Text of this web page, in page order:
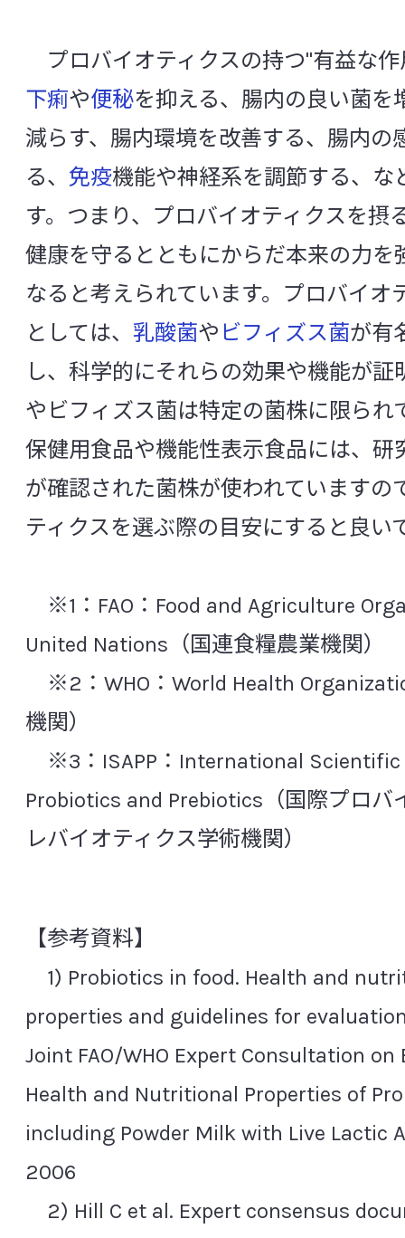
CSR活動
中央研究所の研究体制
組織構成と役割
信頼性保証室
基盤研究所
微生物研究所
食品研究所
医薬品研究所
安全性研究所
分析試験研究所
非営利法人ヤクルト本社ヨーロッパ
SSI（ Surgical Site Infection ：手術部位感
Toll様受容体
TOSムピロシン培地
アレルギー
アンチエイジング
ア
アントシアニン
胃 胃酸
萎縮
イソフラボン
遺伝子変異
胃不定
インスリン抵抗性
院内感染
イン
ウレアブレステスト(尿素呼気試験)
疫
エコール
塩酸イリノテカン
炎症
オープン試験・ランダム化試験
オキサ
[か行]
角層水分含量
過敏性腸症候群（IBS: Irritable bowel
花粉症
感染性合併症
機能性消化管障害
機能性ディスペプシア
強化培養
菌血症
グァバ葉ポリフェノール
下痢
研究レビュー（システマティックレビュー
Review(SR)）
交感神経
抗菌ペプチド
高血圧
抗酸化
抗生物質（抗菌薬）耐性菌
コホート研究
コルチゾール コレ
[さ行]
プロバイオティクスの持つ"有益な作
下痢や便秘を抑える、腸内の良い菌を
減らす、腸内環境を改善する、腸内の
る、 免疫機能や神経系を調節する、な
す。つまり、プロバイオティクスを摂
健康を守るとともにからだ本来の力を
なると考えられています。プロバイオ
としては、 乳酸菌や ビフィズス菌が有
し、科学的にそれらの効果や機能が証
やビフィズス菌は特定の菌株に限られ
保健用食品や機能性表示食品には、研
が確認された菌株が使われていますの
ティクスを選ぶ際の目安にすると良い
※1：FAO：Food and Agriculture
United Nations（国連食糧農業機関）
※2：WHO：World Health
機関）
※3：ISAPP：International Scientific
Probiotics and Prebiotics（国際プロバ
レバイオティクス学術機関）
【参考資料】
1) Probiotics in food. Health and
properties and guidelines for
Joint FAO/WHO Expert Consultation
Health and Nutritional Properties of
including Powder Milk with Live Lactic
2006
2) Hill C et al. Expert consensus